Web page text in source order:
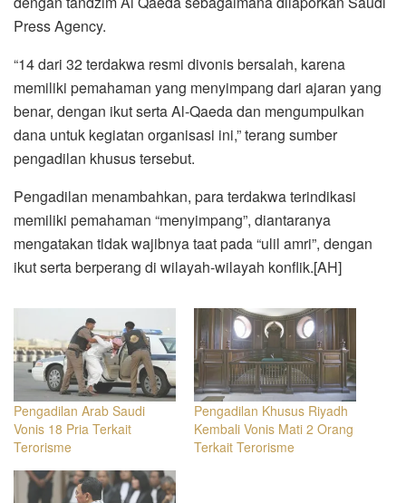
Press Agency.
“14 dari 32 terdakwa resmi divonis bersalah, karena
memiliki pemahaman yang menyimpang dari ajaran yang
benar, dengan ikut serta Al-Qaeda dan mengumpulkan
dana untuk kegiatan organisasi ini,” terang sumber
pengadilan khusus tersebut.
Pengadilan menambahkan, para terdakwa terindikasi
memiliki pemahaman “menyimpang”, diantaranya
mengatakan tidak wajibnya taat pada “ulil amri”, dengan
ikut serta berperang di wilayah-wilayah konflik.[AH]
Pengadilan Arab Saudi
Vonis 18 Pria Terkait
Terorisme
Pengadilan Khusus Riyadh
Kembali Vonis Mati 2 Orang
Terkait Terorisme